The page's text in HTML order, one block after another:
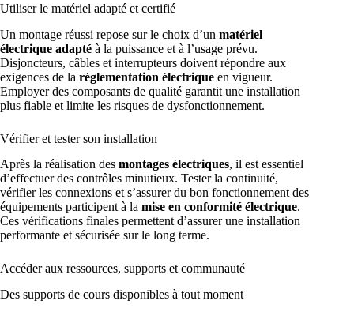
Utiliser le matériel adapté et certifié
Un montage réussi repose sur le choix d’un matériel
électrique adapté à la puissance et à l’usage prévu.
Disjoncteurs, câbles et interrupteurs doivent répondre aux
exigences de la réglementation électrique en vigueur.
Employer des composants de qualité garantit une installation
plus fiable et limite les risques de dysfonctionnement.
Vérifier et tester son installation
Après la réalisation des montages électriques, il est essentiel
d’effectuer des contrôles minutieux. Tester la continuité,
vérifier les connexions et s’assurer du bon fonctionnement des
équipements participent à la mise en conformité électrique.
Ces vérifications finales permettent d’assurer une installation
performante et sécurisée sur le long terme.
Accéder aux ressources, supports et communauté
Des supports de cours disponibles à tout moment